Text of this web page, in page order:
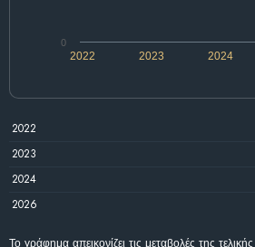
2022 2024
2023
0
2022
2023
2024
2026
Το γράφημα απεικονίζει τις μεταβολές της